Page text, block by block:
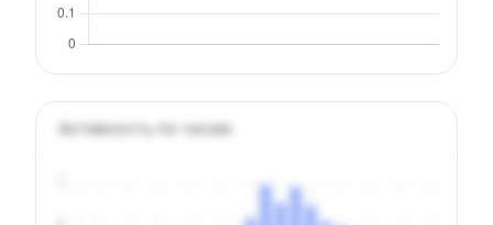
Активность по часам